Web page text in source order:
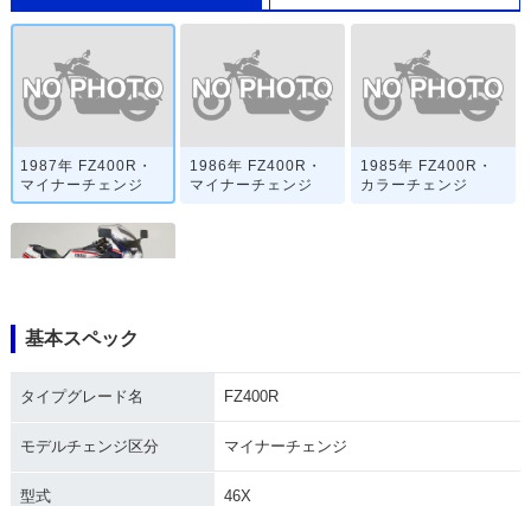
1987年 FZ400R・
マイナーチェンジ
1986年 FZ400R・
マイナーチェンジ
1985年 FZ400R・
カラーチェンジ
基本スペック
タイプグレード名 FZ400R
モデルチェンジ区分 マイナーチェンジ
型式 46X